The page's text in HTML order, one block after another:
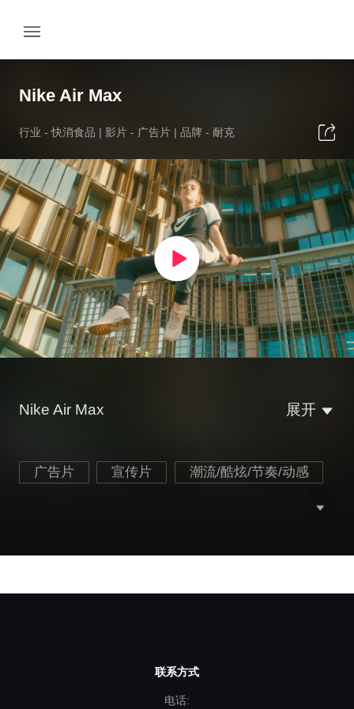
Nike Air Max
行业 -快消食品 | 影片 - 广告片 | 品牌 - 耐克
Nike Air Max 展开
广告片 宣传片 潮流/酷炫/节奏/动感
联系方式
电话: